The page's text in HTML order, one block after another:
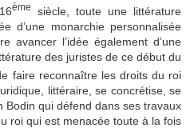
ème
siècle, toute une littérature
d’une monarchie personnalisée
avancer l’idée également d’une
des juristes de ce début du
faire reconnaître les droits du roi
littéraire, se concrétise, se
Bodin qui défend dans ses travaux
roi qui est menacée toute à la fois